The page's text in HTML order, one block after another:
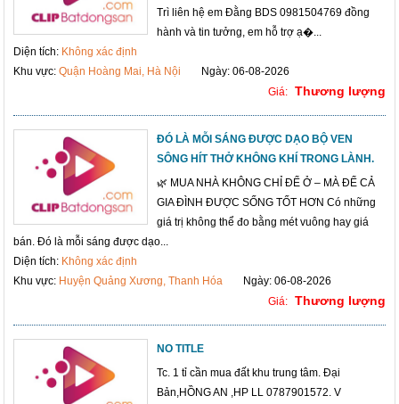
Trì liên hệ em Đằng BDS 0981504769 đồng
hành và tin tưởng, em hỗ trợ ạ�...
Diện tích: Không xác định
Khu vực:Quận Hoàng Mai, Hà Nội
Ngày: 06-08-2026
Giá: Thương lượng
ĐÓ LÀ MỖI SÁNG ĐƯỢC DẠO BỘ VEN
SÔNG HÍT THỞ KHÔNG KHÍ TRONG LÀNH.
🌿 MUA NHÀ KHÔNG CHỈ ĐỂ Ở – MÀ ĐỂ CẢ
GIA ĐÌNH ĐƯỢC SỐNG TỐT HƠN Có những
giá trị không thể đo bằng mét vuông hay giá
bán. Đó là mỗi sáng được dạo...
Diện tích: Không xác định
Khu vực: Huyện Quảng Xương, Thanh Hóa
Ngày: 06-08-2026
Giá: Thương lượng
NO TITLE
Tc. 1 tỉ cần mua đất khu trung tâm. Đại
Bản,HỒNG AN ,HP LL 0787901572. V